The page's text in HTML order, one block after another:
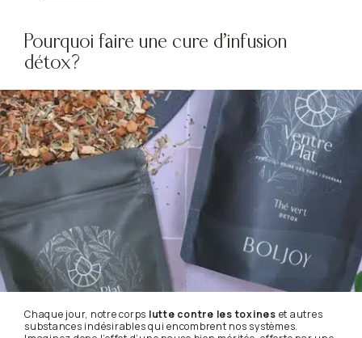
Pourquoi faire une cure d’infusion
détox?
Chaque jour, notre corps lutte contre les toxines et autres
substances indésirables qui encombrent nos systèmes.